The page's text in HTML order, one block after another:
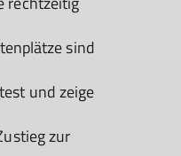
sind
und zeige
zur